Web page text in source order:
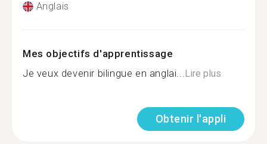
Anglais
Mes objectifs d'apprentissage
Je veux devenir bilingue en anglai...Lire plus
Obtenir l'appli